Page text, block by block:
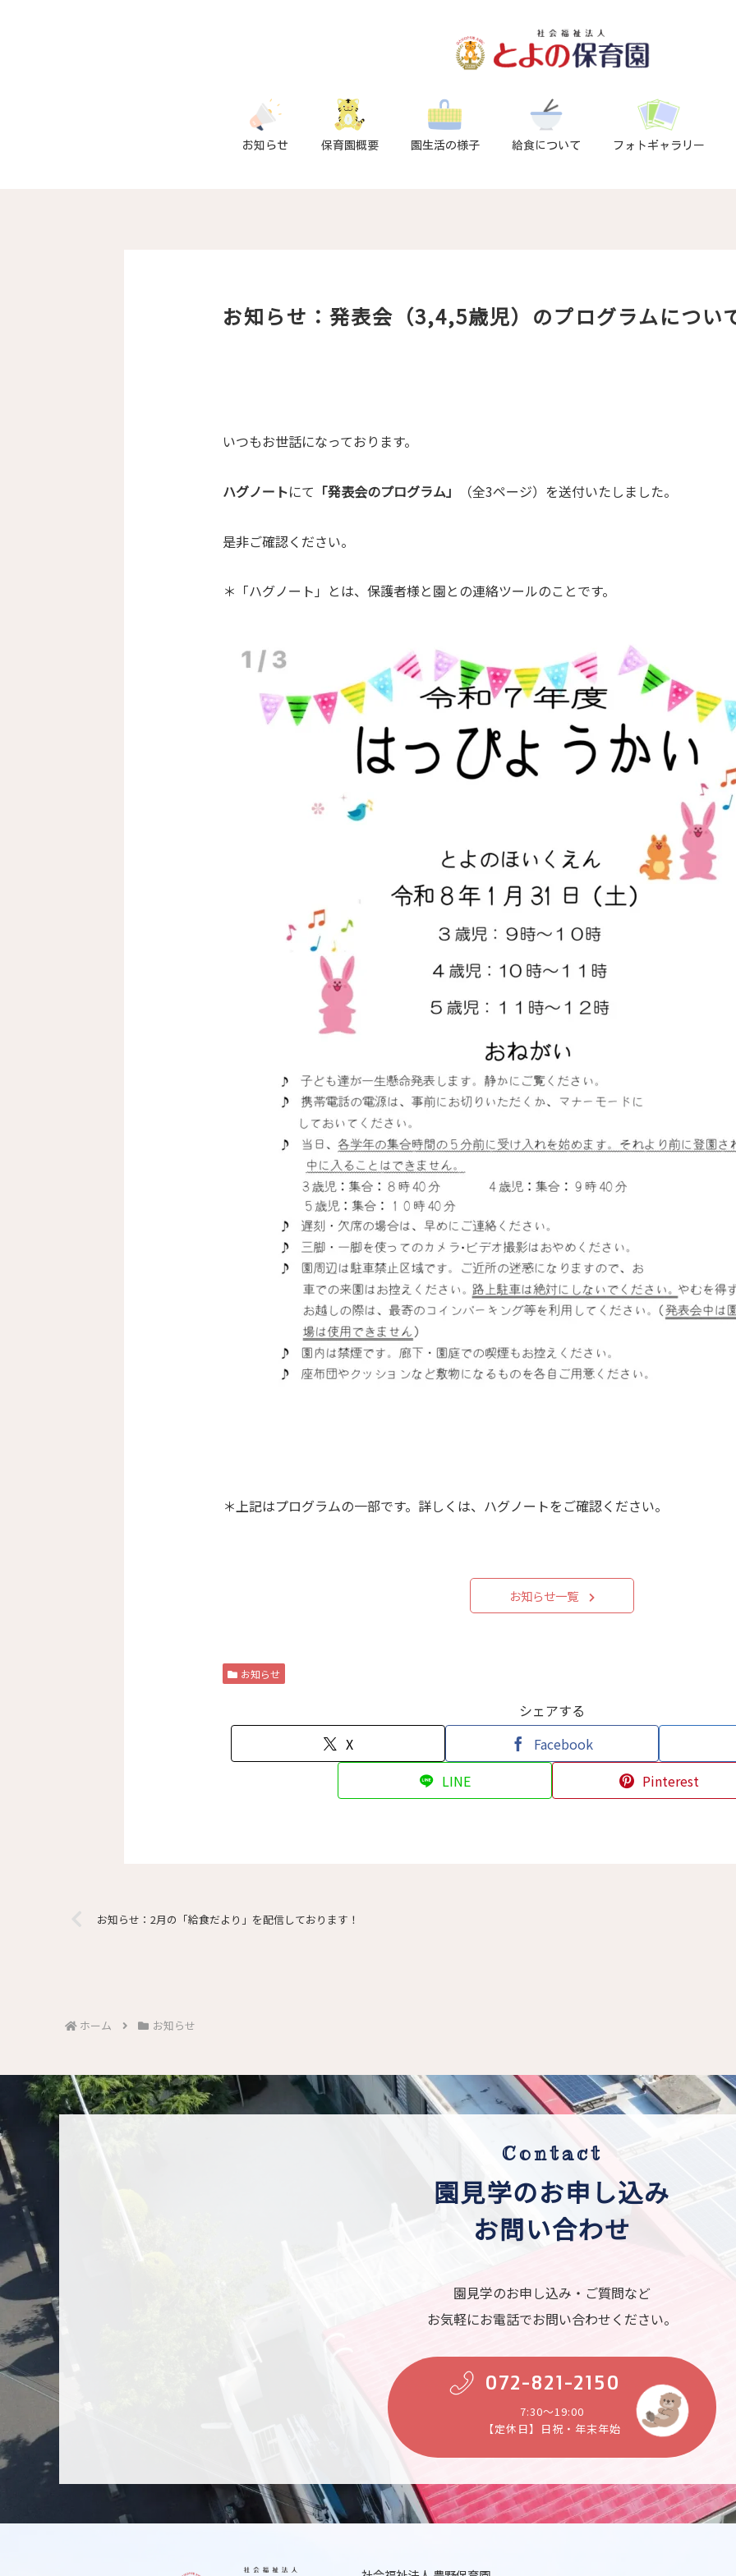
お知らせ 保育園概要 園生活の様子 給食について フォトギャラリー
お知らせ：発表会（3,4,5歳児）のプログラムについ
いつもお世話になっております。
ハグノートにて 「発表会のプログラム」 （全3ページ）を送付いたしました。
是非ご確認ください。
＊「ハグノート」とは、保護者様と園との連絡ツールのことです。
＊上記はプログラムの一部です。詳しくは、ハグノートをご確認ください。
お知らせ一覧
お知らせ
シェアする
X
Facebook
LINE
Pinterest
お知らせ：2月の「給食だより」を配信しております！
ホーム お知らせ
Contact
園見学のお申し込み
お問い合わせ
園見学のお申し込み・ご質問など
お気軽にお電話でお問い合わせください。
072-821-2150
7:30～19:00
【定休日】日祝・年末年始